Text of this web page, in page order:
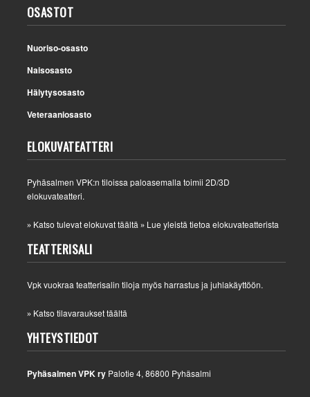
OSASTOT
Nuoriso-osasto
Naisosasto
Hälytysosasto
Veteraaniosasto
ELOKUVATEATTERI
Pyhäsalmen VPK:n tiloissa paloasemalla toimii 2D/3D
elokuvateatteri.
» Katso tulevat elokuvat täältä » Lue yleistä tietoa elokuvateatterista
TEATTERISALI
Vpk vuokraa teatterisalin tiloja myös harrastus ja juhlakäyttöön.
» Katso tilavaraukset täältä
YHTEYSTIEDOT
Pyhäsalmen VPK ry Palotie 4, 86800 Pyhäsalmi